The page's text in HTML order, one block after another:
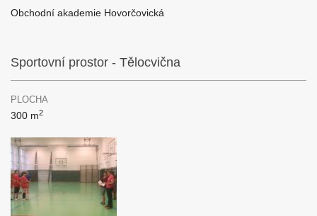
Obchodní akademie Hovorčovická
Sportovní prostor - Tělocvična
PLOCHA
300 m2